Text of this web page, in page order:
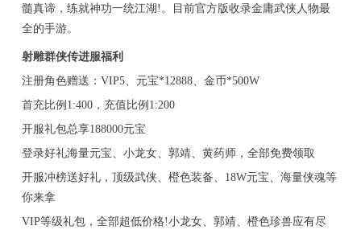
髓真谛，练就神功一统江湖!。目前官方版收录金庸武侠人物最
全的手游。
射雕群侠传进服福利
注册角色赠送：VIP5、元宝*12888、金币*500W
首充比例1:400，充值比例1:200
开服礼包总享188000元宝
登录好礼海量元宝、小龙女、郭靖、黄药师，全部免费领取
开服冲榜送好礼，顶级武侠、橙色装备、18W元宝、海量侠魂等
你来拿
VIP等级礼包，全部超低价格!小龙女、郭靖、橙色珍兽应有尽